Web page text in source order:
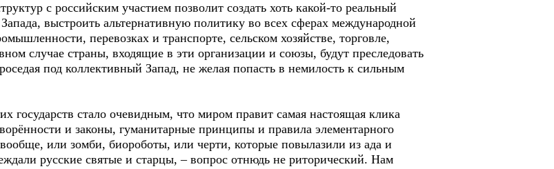
с российским участием позволит создать хоть какой-то реальный
выстроить альтернативную политику во всех сферах международной
перевозках и транспорте, сельском хозяйстве, торговле,
случае страны, входящие в эти организации и союзы, будут преследовать
под коллективный Запад, не желая попасть в немилость к сильным
государств стало очевидным, что миром правит самая настоящая клика
и законы, гуманитарные принципы и правила элементарного
или зомби, биороботы, или черти, которые повылазили из ада и
русские святые и старцы, – вопрос отнюдь не риторический. Нам